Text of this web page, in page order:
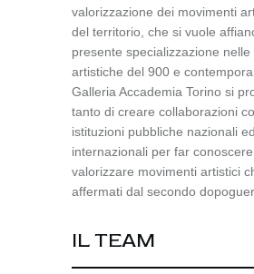
valorizzazione dei movimenti
del territorio, che si vuole
presente specializzazione nelle
artistiche del 900 e
Galleria Accademia Torino si
tanto di creare collaborazioni
istituzioni pubbliche nazionali ed
internazionali per far
valorizzare movimenti artistici
affermati dal secondo
IL TEAM